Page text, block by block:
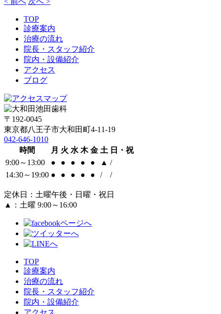
TOP
診療案内
治療の流れ
院長・スタッフ紹介
院内・設備紹介
アクセス
ブログ
〒192-0045
東京都八王子市大和田町4-11-19
042-646-1010
時間
月 火 水 木 金 土 日・祝
9:00～13:00
● ● ● ● ● ▲ /
14:30～19:00 ● ● ● ● ● / /
定休日：土曜午後・日曜・祝日
▲：土曜 9:00～16:00
TOP
診療案内
治療の流れ
院長・スタッフ紹介
院内・設備紹介